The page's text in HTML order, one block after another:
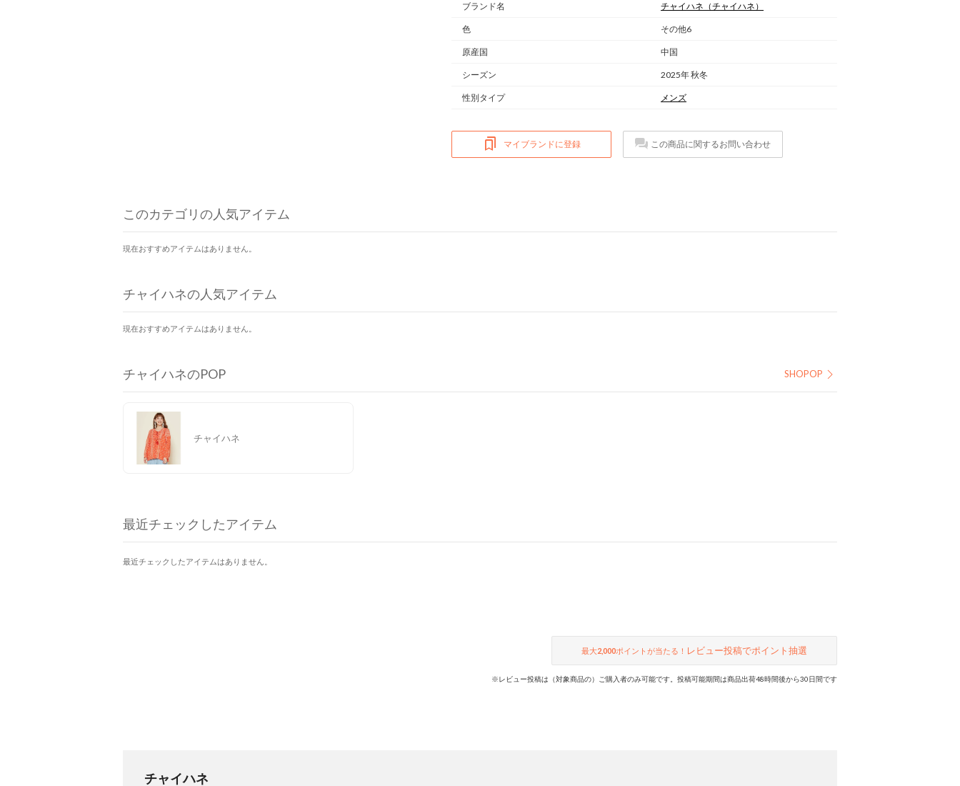
ブランド名 チャイハネ （チャイハネ）
色 その他6
原産国 中国
シーズン 2025年 秋冬
性別タイプ メンズ
マイブランドに登録 この商品に関するお問い合わせ
このカテゴリの人気アイテム
現在おすすめアイテムはありません。
チャイハネの人気アイテム
現在おすすめアイテムはありません。
チャイハネのPOP SHOPOP
チャイハネ
最近チェックしたアイテム
最近チェックしたアイテムはありません。
最大2,000ポイントが当たる！ レビュー投稿でポイント抽選
※レビュー投稿は（対象商品の）ご購入者のみ可能です。投稿可能期間は商品出荷48時間後から30日間です
チャイハネ